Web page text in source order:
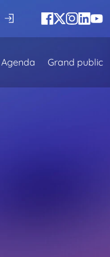
Agenda Grand public